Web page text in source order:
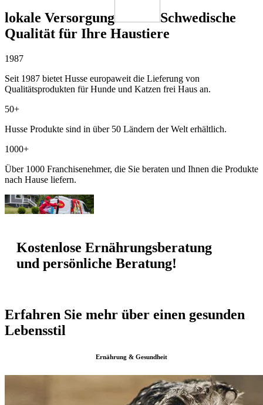
lokale Versorgung
Schwedische
Qualität für Ihre Haustiere
1987
Seit 1987 bietet Husse europaweit die Lieferung von
Qualitätsprodukten für Hunde und Katzen frei Haus an.
50+
Husse Produkte sind in über 50 Ländern der Welt erhältlich.
1000+
Über 1000 Franchisenehmer, die Sie beraten und Ihnen die Produkte
nach Hause liefern.
Kostenlose Ernährungsberatung
und persönliche Beratung!
Erfahren Sie mehr über einen gesunden
Lebensstil
Ernährung & Gesundheit